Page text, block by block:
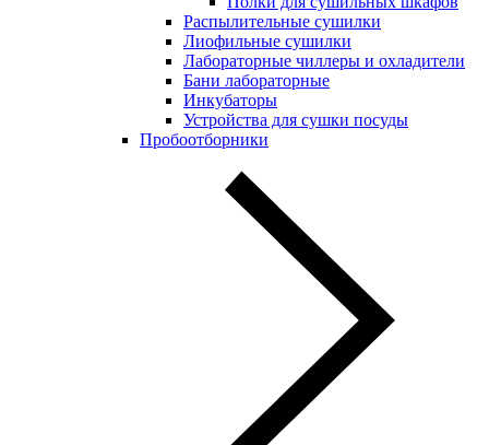
Распылительные сушилки
Лиофильные сушилки
Лабораторные чиллеры и охладители
Бани лабораторные
Инкубаторы
Устройства для сушки посуды
Пробоотборники